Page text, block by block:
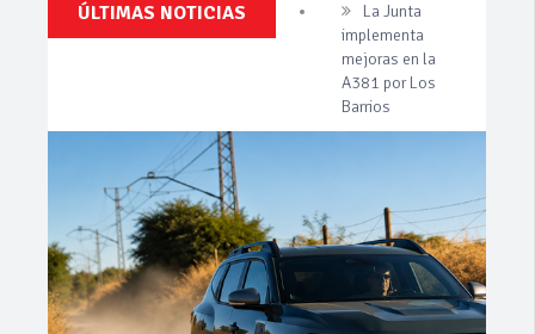
Venta,
Pruebas,
ÚLTIMAS NOTICIAS
Invercar
amplía su flota
de vehículos de
manos de
Cadimar
patrocinador de
la 42ª Subida a
Vejer
La Junta
implementa